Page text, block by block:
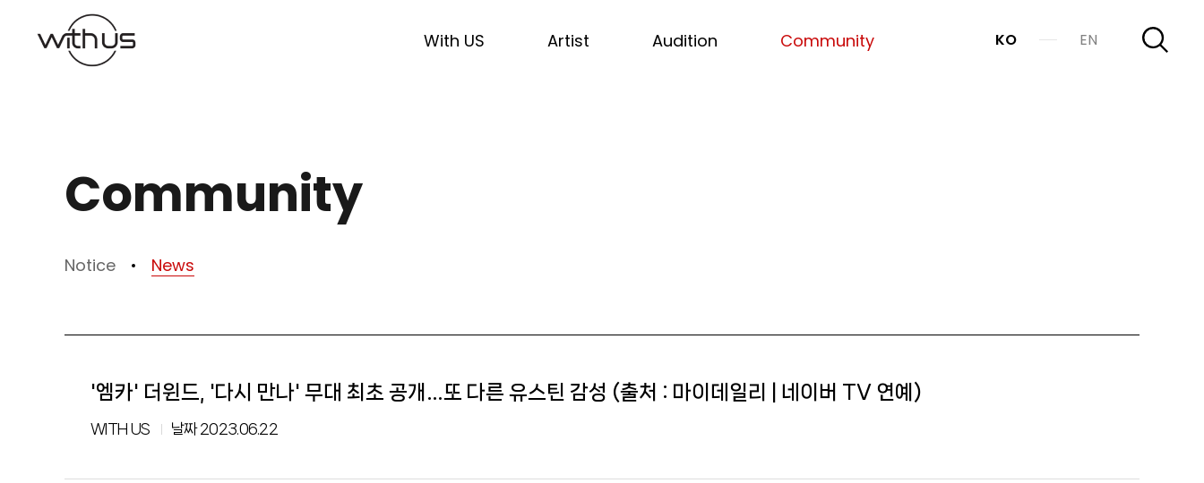
KO EN
With US Artist Audition Community
Community
Notice News
'엠카' 더윈드, '다시 만나' 무대 최초 공개…또 다른 유스틴 감성 (출처 : 마이데일리 | 네이버 TV 연예)
WITH US 날짜2023.06.22